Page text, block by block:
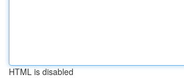
HTML is disabled